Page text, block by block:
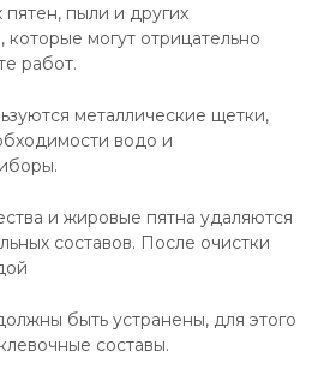
пыли и других
могут отрицательно
работ.
металлические щетки,
водо и
и жировые пятна удаляются
составов. После очистки
быть устранены, для этого
составы.